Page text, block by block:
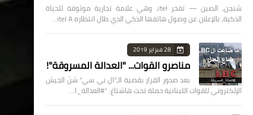
شنجن، الصين — تفخر itel، وهي علامة تجارية موثوقة للحياة
الذكية، بالإعلان عن وصول هاتفها الذكي الذي طال انتظاره itel A…
28 فبراير 2019
مناصرو القوات... "العدالة المسروقة"!
بعد صدور القرار بقضية الـ"ال بي سي" شنّ الجيش
الإلكتروني للقوات اللبنانية حملة تحت هاشتاغ: "#العدالة_ا…